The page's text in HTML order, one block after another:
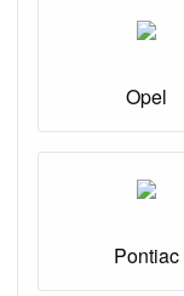
Opel
Pontiac